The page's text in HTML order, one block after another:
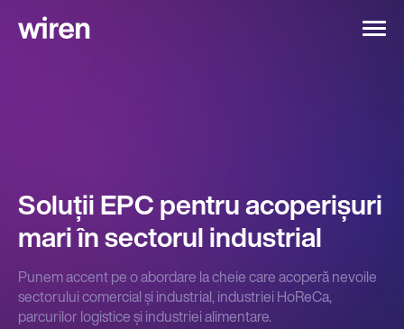
Soluții EPC pentru acoperișuri
mari în sectorul industrial
Punem accent pe o abordare la cheie care acoperă nevoile
sectorului comercial și industrial, industriei HoReCa,
parcurilor logistice și industriei alimentare.